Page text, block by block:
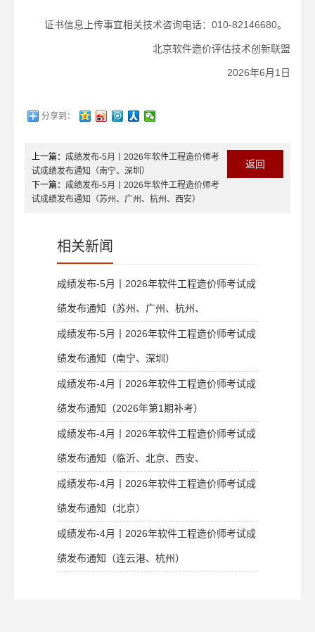
证书信息上传事宜相关技术咨询电话：010-82146680。
北京软件造价评估技术创新联盟
2026年6月1日
分享到：
上一篇： 成绩发布-5月丨2026年软件工程造价师考
试成绩发布通知（南宁、深圳）
下一篇： 成绩发布-5月丨2026年软件工程造价师考
试成绩发布通知（苏州、广州、杭州、西安）
返回
相关新闻
成绩发布-5月丨2026年软件工程造价师考试成
绩发布通知（苏州、广州、杭州、
成绩发布-5月丨2026年软件工程造价师考试成
绩发布通知（南宁、深圳）
成绩发布-4月丨2026年软件工程造价师考试成
绩发布通知（2026年第1期补考）
成绩发布-4月丨2026年软件工程造价师考试成
绩发布通知（临沂、北京、西安、
成绩发布-4月丨2026年软件工程造价师考试成
绩发布通知（北京）
成绩发布-4月丨2026年软件工程造价师考试成
绩发布通知（连云港、杭州）